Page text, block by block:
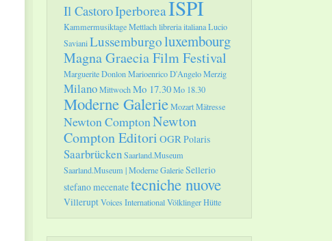
Il CastoroIperboreaISPI
Kammermusiktage Mettlachlibreria italianaLucio
SavianiLussemburgoluxembourg
Magna Graecia Film Festival
Marguerite DonlonMarioenrico D'AngeloMerzig
MilanoMittwochMo 17.30Mo 18.30
Moderne GalerieMozartMätresse
Newton ComptonNewton
Compton Editori OGRPolaris
SaarbrückenSaarland.Museum
Saarland.Museum | Moderne GalerieSellerio
stefano mecenatetecniche nuove
VilleruptVoices InternationalVölklinger Hütte